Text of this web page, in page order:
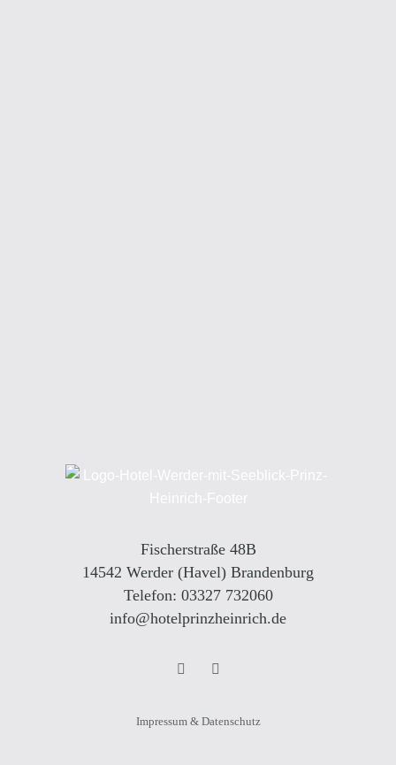
Fischerstraße 48B
14542 Werder (Havel) Brandenburg
Telefon: 03327 732060
info@hotelprinzheinrich.de
Impressum & Datenschutz